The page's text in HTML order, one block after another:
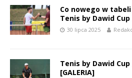
Co nowego w
Tenis by Dawid Cup
30 lipca 2025
Tenis by Dawid
[GALERIA]